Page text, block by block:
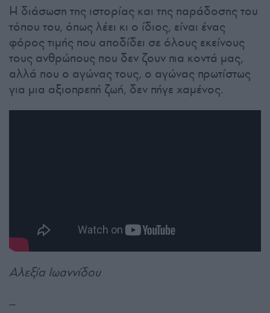
Η διάσωση της ιστορίας και της παράδοσης του
τόπου του, όπως λέει κι ο ίδιος, είναι ένας
φόρος τιμής που αποδίδει σε όλους εκείνους
τους ανθρώπους που δεν ζουν πια κοντά μας,
αλλά που ο αγώνας τους, ο αγώνας πρωτίστως
για μια αξιοπρεπή ζωή, δεν πήγε χαμένος.
Αλεξία Ιωαννίδου
—